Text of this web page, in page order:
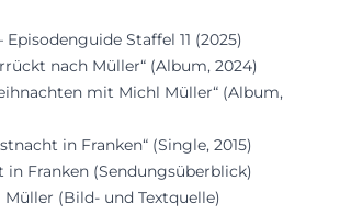
Episodenguide Staffel 11 (2025)
nach Müller“ (Album, 2024)
mit Michl Müller“ (Album,
in Franken“ (Single, 2015)
in Franken (Sendungsüberblick)
(Bild- und Textquelle)